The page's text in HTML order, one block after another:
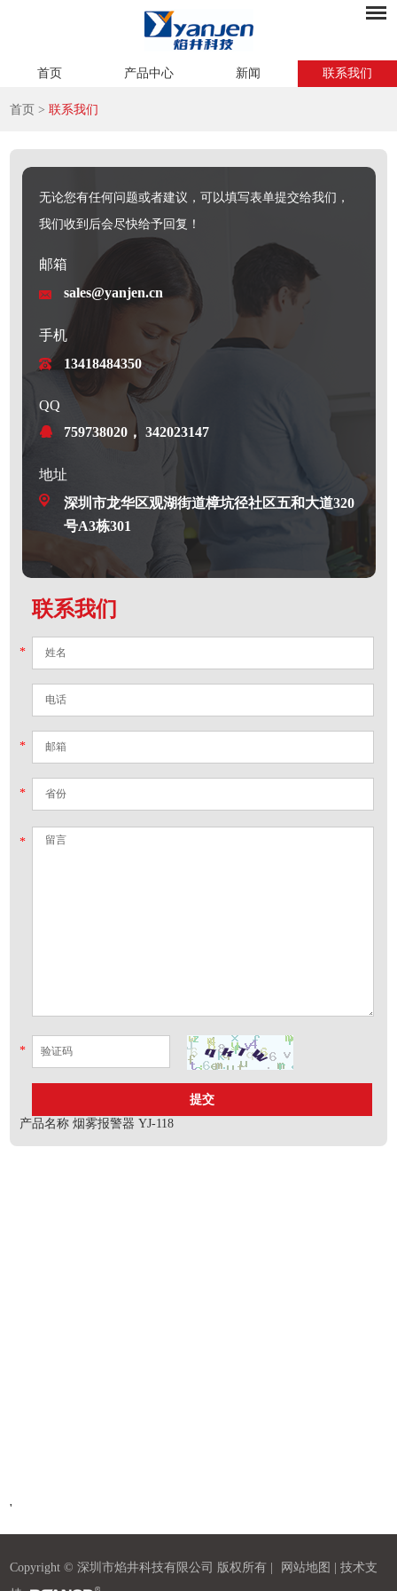
首页 产品中心 新闻 联系我们
首页 >联系我们
无论您有任何问题或者建议，可以填写表单提交给我们，
我们收到后会尽快给予回复！
邮箱
sales@yanjen.cn
手机
13418484350
QQ
759738020， 342023147
地址
深圳市龙华区观湖街道樟坑径社区五和大道320
号A3栋301
联系我们
*
*
*
*
*
产品名称 烟雾报警器 YJ-118
'
Copyright © 深圳市焰井科技有限公司 版权所有 | 网站地图 | 技术支